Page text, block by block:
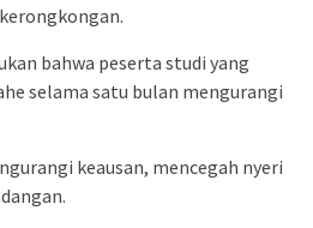
bahwa peserta studi yang
selama satu bulan mengurangi
keausan, mencegah nyeri